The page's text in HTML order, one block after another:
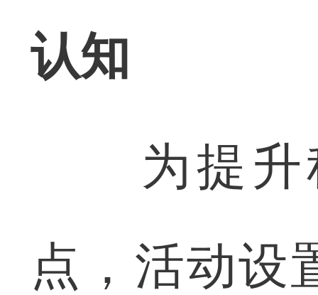
认知
为提升科
点，活动设